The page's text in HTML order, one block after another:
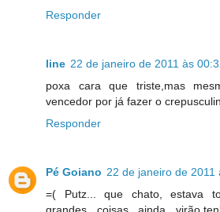
Responder
line 22 de janeiro de 2011 às
poxa cara que triste,mas
vencedor por já fazer o
Responder
Pé Goiano 22 de janeiro de 2011
=( Putz... que chato, estava
grandes coisas ainda